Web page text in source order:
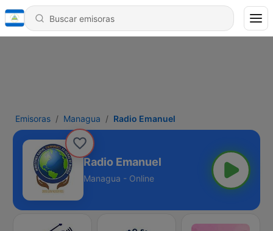
Emisoras Managua Radio Emanuel
Radio Emanuel
Managua - Online